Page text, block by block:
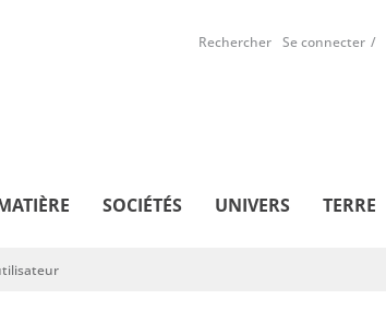
Rechercher Se connecter
SOCIÉTÉS UNIVERS TERRE